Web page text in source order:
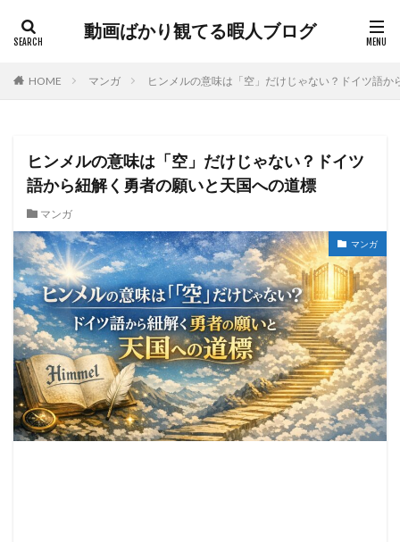
動画ばかり観てる暇人ブログ
HOME マンガ ヒンメルの意味は「空」だけじゃない？ドイツ語
ヒンメルの意味は「空」だけじゃない？ドイツ
語から紐解く勇者の願いと天国への道標
マンガ
マンガ